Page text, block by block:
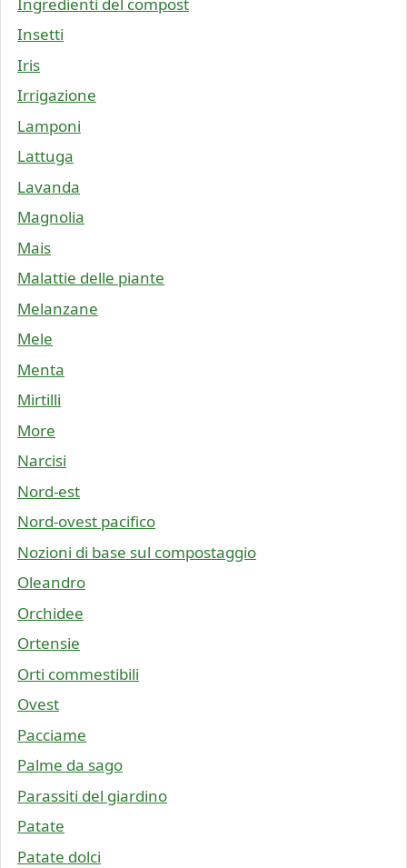
Insetti
Iris
Irrigazione
Lamponi
Lattuga
Lavanda
Magnolia
Mais
Malattie delle piante
Melanzane
Mele
Menta
Mirtilli
More
Narcisi
Nord-est
Nord-ovest pacifico
Nozioni di base sul compostaggio
Oleandro
Orchidee
Ortensie
Orti commestibili
Ovest
Pacciame
Palme da sago
Parassiti del giardino
Patate
Patate dolci